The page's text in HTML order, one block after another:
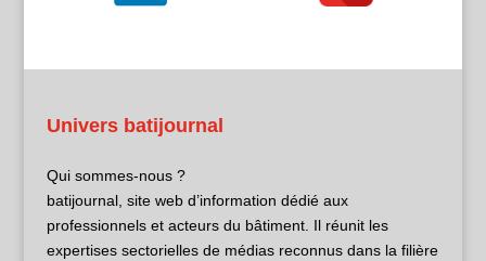
Univers batijournal
Qui sommes-nous ?
batijournal, site web d’information dédié aux
professionnels et acteurs du bâtiment. Il réunit les
expertises sectorielles de médias reconnus dans la filière